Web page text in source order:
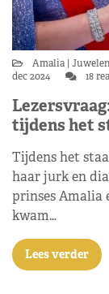
Amalia
dec 2024
18
tijdens het
Tijdens het
haar jurk en
prinses Amalia
kwam…
Lees verder